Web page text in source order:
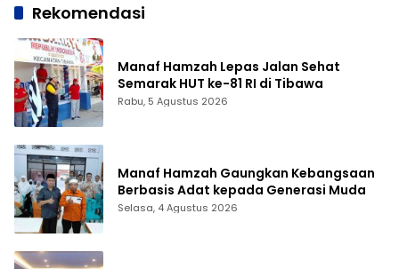
Rekomendasi
Manaf Hamzah Lepas Jalan Sehat
Semarak HUT ke-81 RI di Tibawa
Rabu, 5 Agustus 2026
Manaf Hamzah Gaungkan Kebangsaan
Berbasis Adat kepada Generasi Muda
Selasa, 4 Agustus 2026